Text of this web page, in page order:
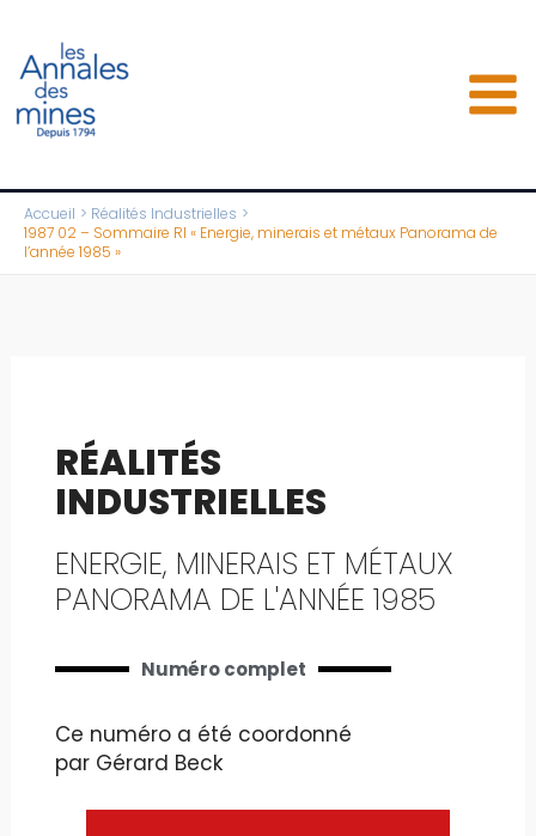
contenu
Accueil
Réalités Industrielles
1987 02 – Sommaire RI « Energie, minerais et métaux Panorama de
l’année 1985 »
RÉALITÉS
INDUSTRIELLES
ENERGIE, MINERAIS ET MÉTAUX
PANORAMA DE L'ANNÉE 1985
Numéro complet
Ce numéro a été coordonné
par Gérard Beck